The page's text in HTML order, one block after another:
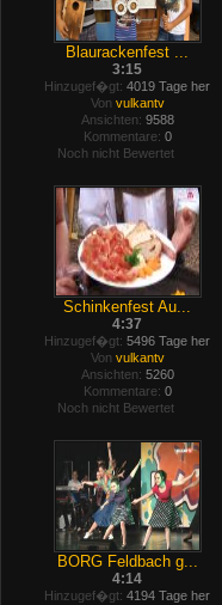
Blaurackenfest ...
3:15
Hinzugef�gt: 4019 Tage her
Von vulkantv
Ansichten: 9588
Kommentare: 0
Noch nicht Bewertet
Schinkenfest Au...
4:37
Hinzugef�gt: 5496 Tage her
Von vulkantv
Ansichten: 5260
Kommentare: 0
Noch nicht Bewertet
BORG Feldbach g...
4:14
Hinzugef�gt: 4194 Tage her